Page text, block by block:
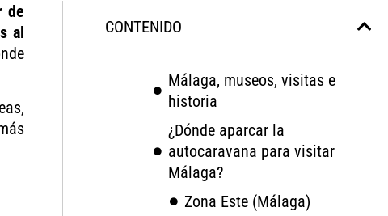
de
al
CONTENIDO
Málaga, museos, visitas e
historia
¿Dónde aparcar la
autocaravana para visitar
Málaga?
Zona Este (Málaga)